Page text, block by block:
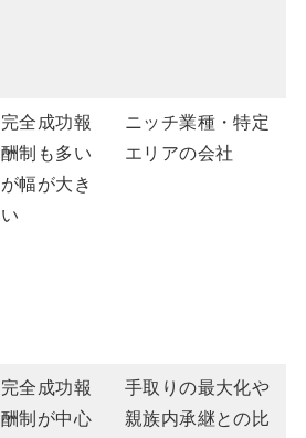
完全成功報
酬制も多い
が幅が大き
い
ニッチ業種・特定
エリアの会社
完全成功報
酬制が中心
手取りの最大化や
親族内承継との比